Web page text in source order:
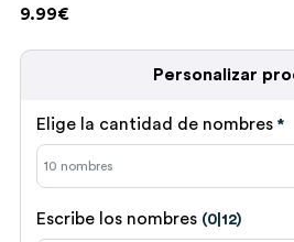
base a
de clientes
9.99€
Personalizar
Elige la cantidad de nombres *
Escribe los nombres (0|12)